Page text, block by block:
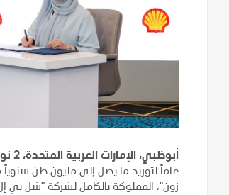
أبوظبي، الإمارات العربية المتحدة، 2 نوفمبر2025:
عاماً لتوريد ما يصل إلى مليون طن
زون"، المملوكة بالكامل لشركة "شل بي